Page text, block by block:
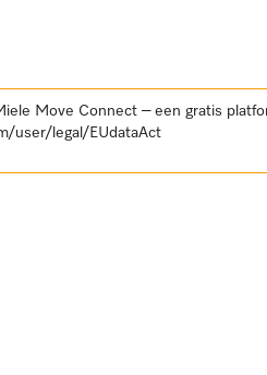
Move Connect – een gratis
user/legal/EUdataAct